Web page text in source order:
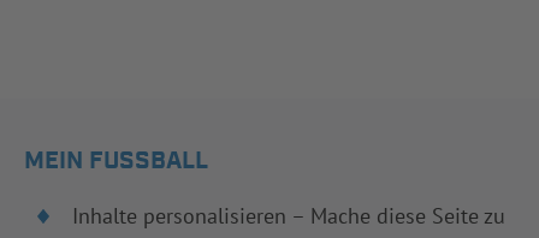
MEIN FUSSBALL
Inhalte personalisieren – Mache diese Seite zu